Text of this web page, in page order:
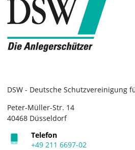
DSW - Deutsche Schutzvereinigung
Peter-Müller-Str. 14
40468 Düsseldorf
Telefon
+49 211 6697-02